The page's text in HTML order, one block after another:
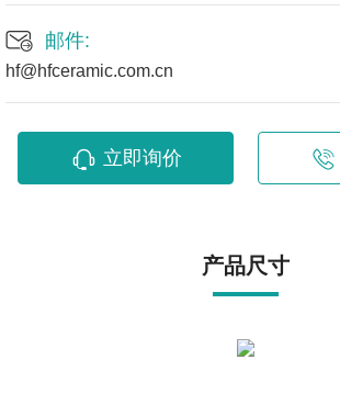
邮件:
hf@hfceramic.com.cn
立即询价
产品尺寸